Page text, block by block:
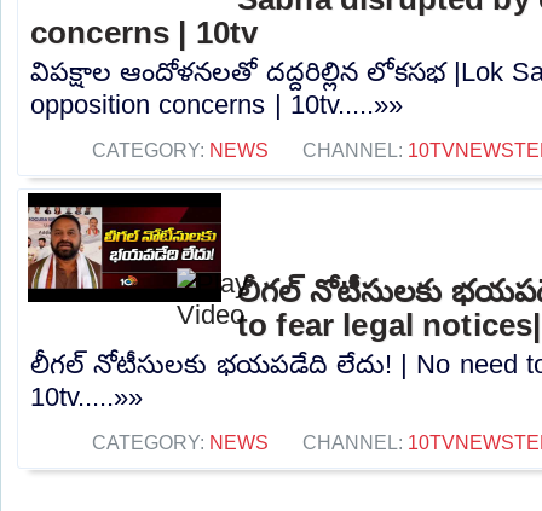
concerns | 10tv
విపక్షాల ఆందోళనలతో దద్దరిల్లిన లోకసభ |Lok
opposition concerns | 10tv.....»»
CATEGORY: NEWS CHANNEL:
లీగల్ నోటీసులకు
to fear legal
లీగల్ నోటీసులకు భయపడేది లేదు! | No need to
10tv.....»»
CATEGORY: NEWS CHANNEL: